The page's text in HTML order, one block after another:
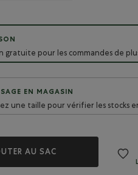
gratuite pour les commandes de
EN MAGASIN
une taille pour vérifier les stocks
AU SAC